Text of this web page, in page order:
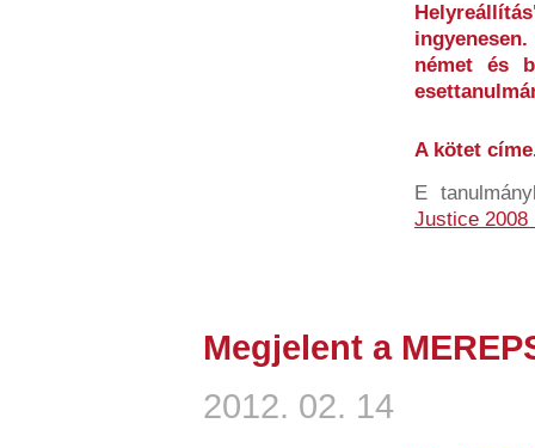
német és
A kötet
E
Justice 2008
Megjelent a
2012. 02. 14